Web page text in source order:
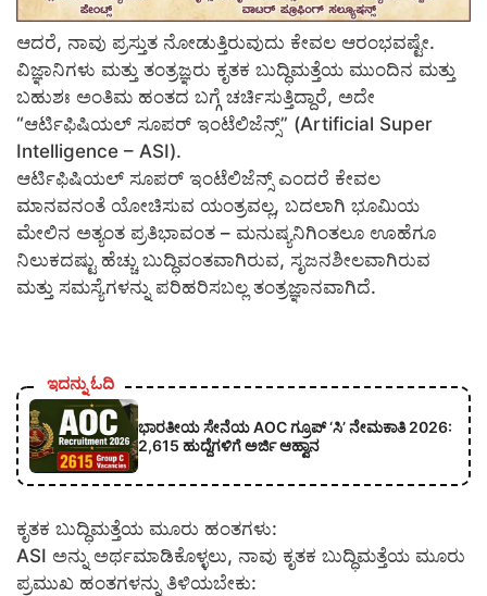
ಆದರೆ, ನಾವು ಪ್ರಸ್ತುತ ನೋಡುತ್ತಿರುವುದು ಕೇವಲ ಆರಂಭವಷ್ಟೇ.
ವಿಜ್ಞಾನಿಗಳು ಮತ್ತು ತಂತ್ರಜ್ಞರು ಕೃತಕ ಬುದ್ಧಿಮತ್ತೆಯ ಮುಂದಿನ ಮತ್ತು
ಬಹುಶಃ ಅಂತಿಮ ಹಂತದ ಬಗ್ಗೆ ಚರ್ಚಿಸುತ್ತಿದ್ದಾರೆ, ಅದೇ
“ಆರ್ಟಿಫಿಷಿಯಲ್ ಸೂಪರ್ ಇಂಟೆಲಿಜೆನ್ಸ್” (Artificial Super
Intelligence – ASI).
​ಆರ್ಟಿಫಿಷಿಯಲ್ ಸೂಪರ್ ಇಂಟೆಲಿಜೆನ್ಸ್ ಎಂದರೆ ಕೇವಲ
ಮಾನವನಂತೆ ಯೋಚಿಸುವ ಯಂತ್ರವಲ್ಲ, ಬದಲಾಗಿ ಭೂಮಿಯ
ಮೇಲಿನ ಅತ್ಯಂತ ಪ್ರತಿಭಾವಂತ – ಮನುಷ್ಯನಿಗಿಂತಲೂ ಊಹೆಗೂ
ನಿಲುಕದಷ್ಟು ಹೆಚ್ಚು ಬುದ್ಧಿವಂತವಾಗಿರುವ, ಸೃಜನಶೀಲವಾಗಿರುವ
ಮತ್ತು ಸಮಸ್ಯೆಗಳನ್ನು ಪರಿಹರಿಸಬಲ್ಲ ತಂತ್ರಜ್ಞಾನವಾಗಿದೆ.
ಇದನ್ನು ಓದಿ
ಭಾರತೀಯ ಸೇನೆಯ AOC ಗ್ರೂಪ್ ‘ಸಿ’ ನೇಮಕಾತಿ 2026:
2,615 ಹುದ್ದೆಗಳಿಗೆ ಅರ್ಜಿ ಆಹ್ವಾನ
ಕೃತಕ ಬುದ್ಧಿಮತ್ತೆಯ ಮೂರು ಹಂತಗಳು:
ASI ಅನ್ನು ಅರ್ಥಮಾಡಿಕೊಳ್ಳಲು, ನಾವು ಕೃತಕ ಬುದ್ಧಿಮತ್ತೆಯ ಮೂರು
ಪ್ರಮುಖ ಹಂತಗಳನ್ನು ತಿಳಿಯಬೇಕು: